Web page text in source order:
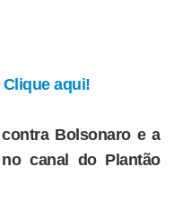
Clique aqui!
Bolsonaro e a
canal do Plantão